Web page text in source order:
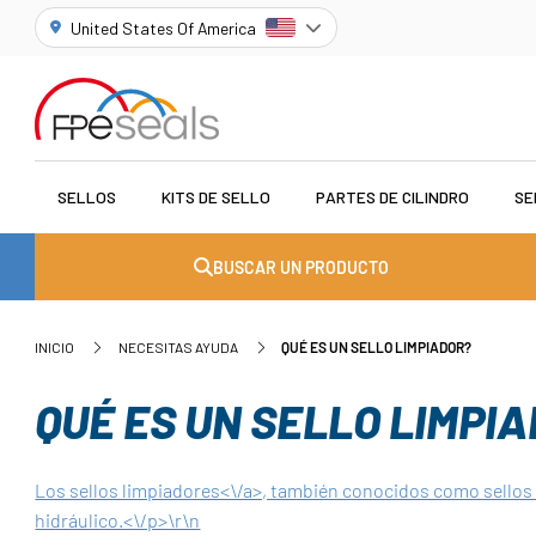
United States Of America
SELLOS KITS DE SELLO PARTES DE CILINDRO
BUSCAR UN PRODUCTO
INICIO NECESITAS AYUDA QUÉ ES UN SELLO LIMPIADOR?
QUÉ ES UN SELLO
Los sellos limpiadores<\/a>, también conocidos como
hidráulico.<\/p>\r\n